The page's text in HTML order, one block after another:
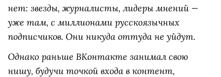
нет: звезды, журналисты, лидеры мнений —
уже там, с миллионами русскоязычных
подписчиков. Они никуда оттуда не уйдут.
Однако раньше ВКонтакте занимал свою
нишу, будучи точкой входа в контент,